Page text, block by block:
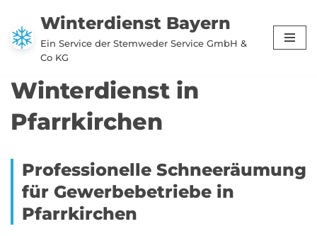
Zum
Inhalt
Winterdienst Bayern
Ein Service der Stemweder Service GmbH &
Co KG
Winterdienst in
Pfarrkirchen
Professionelle Schneeräumung
für Gewerbebetriebe in
Pfarrkirchen